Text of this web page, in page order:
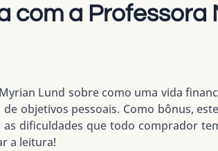
com a Professora
Lund sobre como uma vida
objetivos pessoais. Como bônus,
dificuldades que todo comprador
a leitura!